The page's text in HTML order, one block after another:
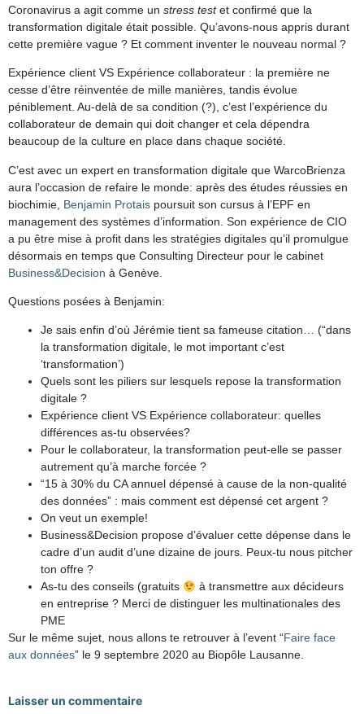
Coronavirus a agit comme un stress testet confirmé que la
transformation digitale était possible. Qu’avons-nous appris durant
cette première vague ? Et comment inventer le nouveau normal ?
Expérience client VS Expérience collaborateur : la première ne
cesse d’être réinventée de mille manières, tandis évolue
péniblement. Au-delà de sa condition (?), c’est l’expérience du
collaborateur de demain qui doit changer et cela dépendra
beaucoup de la culture en place dans chaque société.
C’est avec un expert en transformation digitale que WarcoBrienza
aura l’occasion de refaire le monde: après des études réussies en
biochimie, Benjamin Protais poursuit son cursus à l’EPF en
management des systèmes d’information. Son expérience de CIO
a pu être mise à profit dans les stratégies digitales qu’il promulgue
désormais en temps que Consulting Directeur pour le cabinet
Business&Decision à Genève.
Questions posées à Benjamin:
Je sais enfin d’où Jérémie tient sa fameuse citation… (“dans
la transformation digitale, le mot important c’est
‘transformation’)
Quels sont les piliers sur lesquels repose la transformation
digitale ?
Expérience client VS Expérience collaborateur: quelles
différences as-tu observées?
Pour le collaborateur, la transformation peut-elle se passer
autrement qu’à marche forcée ?
“15 à 30% du CA annuel dépensé à cause de la non-qualité
des données” : mais comment est dépensé cet argent ?
On veut un exemple!
Business&Decision propose d’évaluer cette dépense dans le
cadre d’un audit d’une dizaine de jours. Peux-tu nous pitcher
ton offre ?
As-tu des conseils (gratuits
à transmettre aux décideurs
en entreprise ? Merci de distinguer les multinationales des
PME
Sur le même sujet, nous allons te retrouver à l’event “Faire face
aux données” le 9 septembre 2020 au Biopôle Lausanne.
Laisser un commentaire